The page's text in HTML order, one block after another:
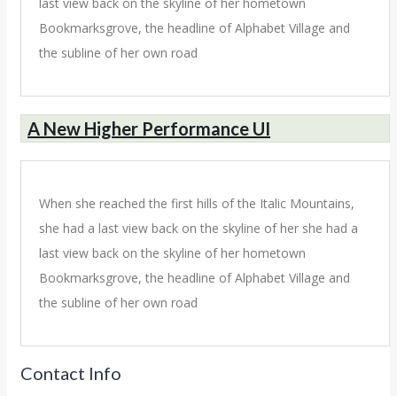
Bookmarksgrove, the headline of Alphabet Village and
the subline of her own road
A New Higher Performance UI
When she reached the first hills of the Italic Mountains,
she had a last view back on the skyline of her she had a
last view back on the skyline of her hometown
Bookmarksgrove, the headline of Alphabet Village and
the subline of her own road
Contact Info